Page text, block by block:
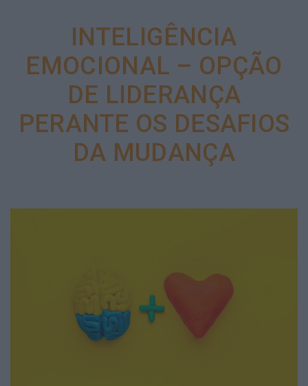
INTELIGÊNCIA
EMOCIONAL – OPÇÃO
DE LIDERANÇA
PERANTE OS DESAFIOS
DA MUDANÇA